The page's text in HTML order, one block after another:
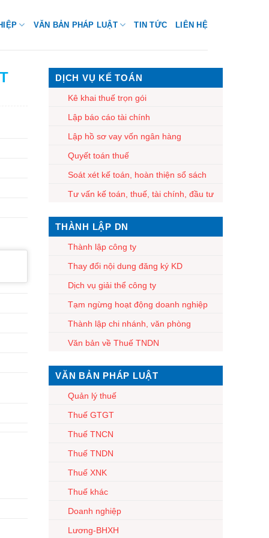
VĂN BẢN PHÁP LUẬT TIN TỨC LIÊN HỆ
DỊCH VỤ KẾ TOÁN
Kê khai thuế trọn gói
Lập báo cáo tài chính
Lập hồ sơ vay vốn ngân hàng
Quyết toán thuế
Soát xét kế toán, hoàn thiện sổ sách
Tư vấn kế toán, thuế, tài chính, đầu tư
THÀNH LẬP DN
Thành lập công ty
Thay đổi nội dung đăng ký KD
Dịch vụ giải thể công ty
Tạm ngừng hoạt động doanh nghiệp
Thành lập chi nhánh, văn phòng
Văn bản về Thuế TNDN
VĂN BẢN PHÁP LUẬT
Quản lý thuế
Thuế GTGT
Thuế TNCN
Thuế TNDN
Thuế XNK
Thuế khác
Doanh nghiệp
Lương-BHXH